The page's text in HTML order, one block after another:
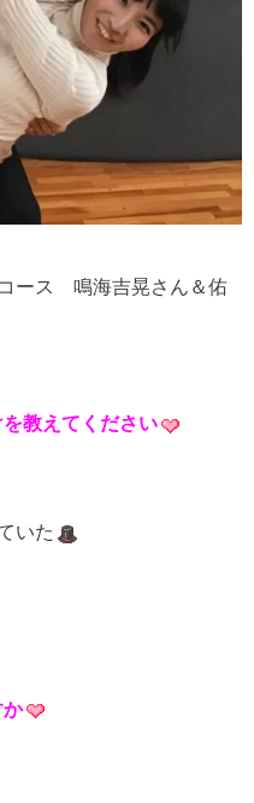
ース 鳴海吉晃さん＆佑
教えてください
いた
か